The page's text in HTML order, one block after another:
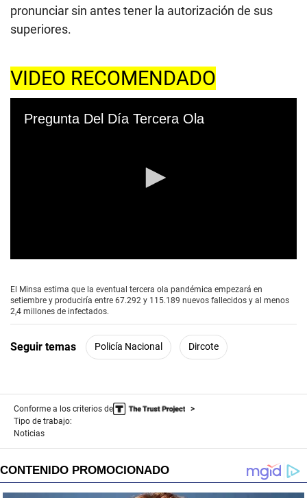
pronunciar sin antes tener la autorización de sus
superiores.
VIDEO RECOMENDADO
Pregunta Del Día Tercera Ola
e
c
o
n
s
o
i
n
u
e
s
3
9
s
El Minsa estima que la eventual tercera ola pandémica empezará en
setiembre y produciría entre 67.292 y 115.189 nuevos fallecidos y al menos
2,4 millones de infectados.
Seguir temas Policía Nacional Dircote
Conforme a los criterios de
Tipo de trabajo:
Noticias